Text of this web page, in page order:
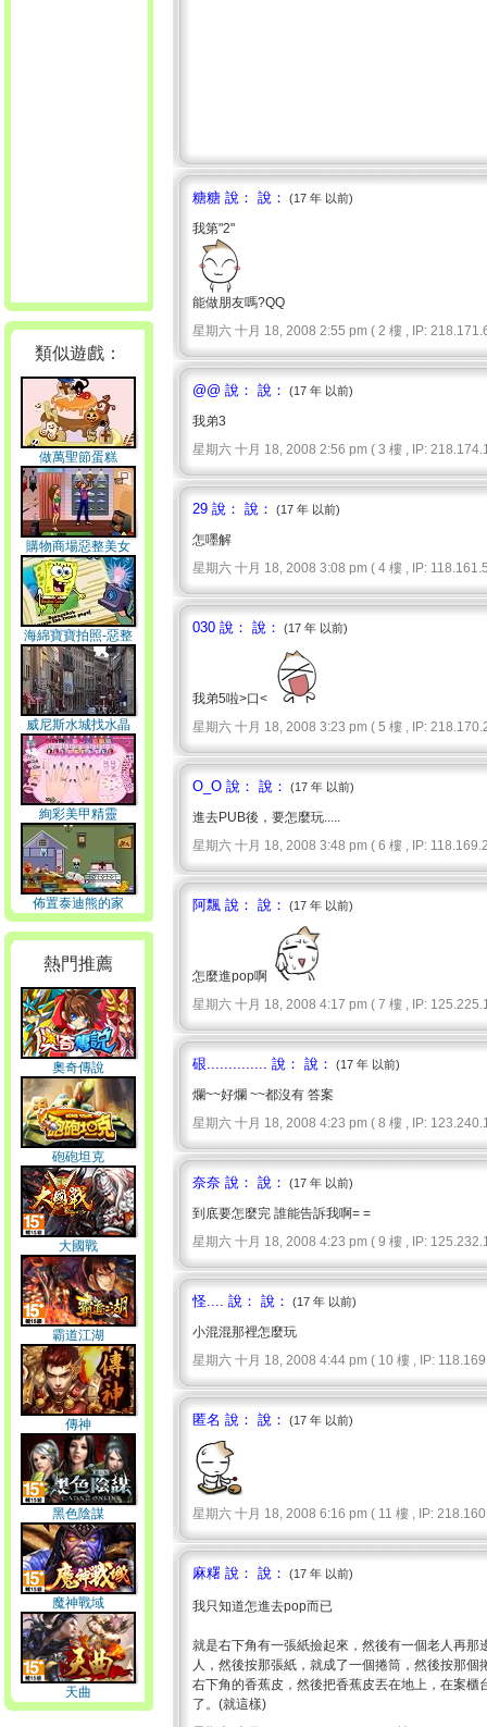
類似遊戲：
做萬聖節蛋糕
購物商場惡整美女
海綿寶寶拍照-惡整
威尼斯水城找水晶
絢彩美甲精靈
佈置泰迪熊的家
熱門推薦
奧奇傳說
砲砲坦克
大國戰
霸道江湖
傳神
黑色陰謀
魔神戰域
天曲
糖糖 說： 說： (17 年 以前)
我第"2"
能做朋友嗎?QQ
星期六 十月 18, 2008 2:55 pm ( 2 樓 , IP:
@@ 說： 說： (17 年 以前)
我弟3
星期六 十月 18, 2008 2:56 pm ( 3 樓 , IP:
29 說： 說： (17 年 以前)
怎嚜解
星期六 十月 18, 2008 3:08 pm ( 4 樓 , IP:
030 說： 說： (17 年 以前)
我弟5啦>口<
星期六 十月 18, 2008 3:23 pm ( 5 樓 , IP:
O_O 說： 說： (17 年 以前)
進去PUB後，要怎麼玩.....
星期六 十月 18, 2008 3:48 pm ( 6 樓 , IP:
阿飄 說： 說： (17 年 以前)
怎麼進pop啊
星期六 十月 18, 2008 4:17 pm ( 7 樓 , IP:
硍.............. 說： 說： (17 年 以前)
爛~~好爛 ~~都沒有 答案
星期六 十月 18, 2008 4:23 pm ( 8 樓 , IP:
奈奈 說： 說： (17 年 以前)
到底要怎麼完 誰能告訴我啊= =
星期六 十月 18, 2008 4:23 pm ( 9 樓 , IP:
怪.... 說： 說： (17 年 以前)
小混混那裡怎麼玩
星期六 十月 18, 2008 4:44 pm ( 10 樓 , IP:
匿名 說： 說： (17 年 以前)
星期六 十月 18, 2008 6:16 pm ( 11 樓 , IP:
麻糬 說： 說： (17 年 以前)
我只知道怎進去pop而已
就是右下角有一張紙撿起來，然後有一個老人再
人，然後按那張紙，就成了一個捲筒，然後按那
右下角的香蕉皮，然後把香蕉皮丟在地上，在案
了。(就這樣)